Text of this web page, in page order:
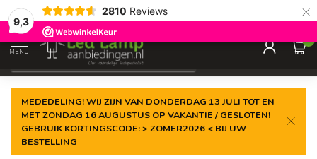
9,3
2810 Reviews ×
Gegarandeerde delaagste prijs
MENU
0
MEDEDELING! WIJ ZIJN VAN DONDERDAG 13 JULI TOT EN
MET ZONDAG 16 AUGUSTUS OP VAKANTIE / GESLOTEN!
GEBRUIK KORTINGSCODE: > ZOMER2026 < BIJ UW
BESTELLING